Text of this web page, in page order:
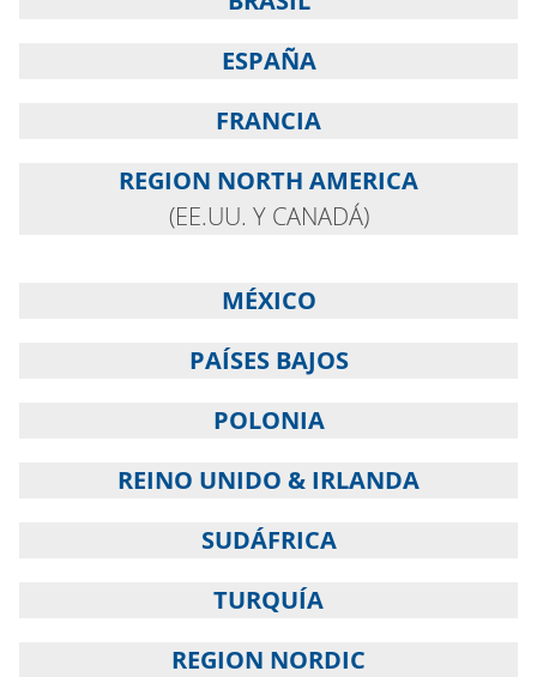
ESPAÑA
FRANCIA
REGION NORTH AMERICA
(EE.UU. Y CANADÁ)
MÉXICO
PAÍSES BAJOS
POLONIA
REINO UNIDO & IRLANDA
SUDÁFRICA
TURQUÍA
REGION NORDIC